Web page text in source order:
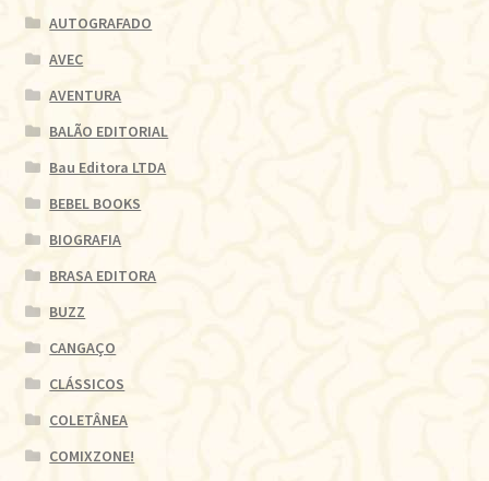
AUTOGRAFADO
AVEC
AVENTURA
BALÃO EDITORIAL
Bau Editora LTDA
BEBEL BOOKS
BIOGRAFIA
BRASA EDITORA
BUZZ
CANGAÇO
CLÁSSICOS
COLETÂNEA
COMIXZONE!